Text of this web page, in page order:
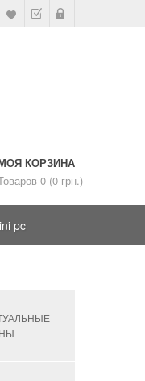
КОРЗИНА
0 (0 грн.)
pc